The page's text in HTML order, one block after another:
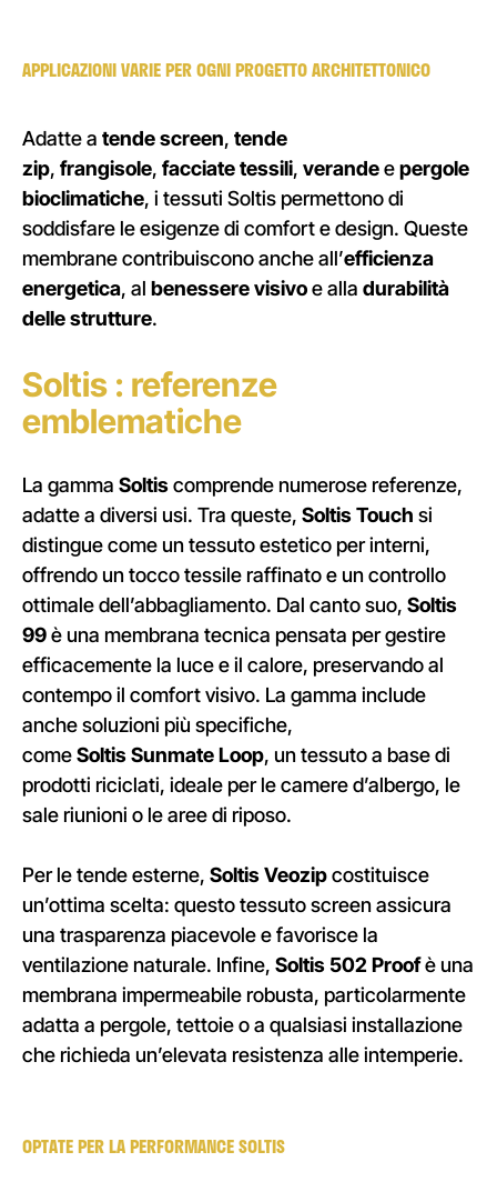
APPLICAZIONI VARIE PER OGNI PROGETTO ARCHITETTONICO
Adatte a tende screen, tende
zip, frangisole, facciate tessili, verandeepergole
bioclimatiche, i tessuti Soltis permettono di
soddisfare le esigenze di comfort e design. Queste
membrane contribuiscono anche all’efficienza
energetica, al benessere visivoe alla durabilità
delle strutture.
Soltis : referenze
emblematiche
La gamma Soltiscomprende numerose referenze,
adatte a diversi usi. Tra queste, Soltis Touch si
distingue come un tessuto estetico per interni,
offrendo un tocco tessile raffinato e un controllo
ottimale dell’abbagliamento. Dal canto suo, Soltis
99è una membrana tecnica pensata per gestire
efficacemente la luce e il calore, preservando al
contempo il comfort visivo. La gamma include
anche soluzioni più specifiche,
comeSoltis Sunmate Loop, un tessuto a base di
prodotti riciclati, ideale per le camere d’albergo, le
sale riunioni o le aree di riposo.
Per le tende esterne, Soltis Veozipcostituisce
un’ottima scelta: questo tessuto screen assicura
una trasparenza piacevole e favorisce la
ventilazione naturale. Infine, Soltis 502 Proofè una
membrana impermeabile robusta, particolarmente
adatta a pergole, tettoie o a qualsiasi installazione
che richieda un’elevata resistenza alle intemperie.
OPTATE PER LA PERFORMANCE SOLTIS